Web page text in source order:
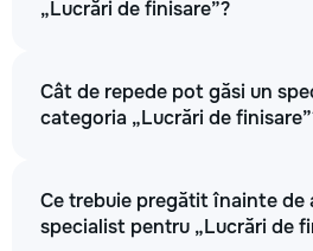
„Lucrări de finisare”?
Cât de repede pot găsi un
categoria „Lucrări de
Ce trebuie pregătit înainte de
specialist pentru „Lucrări de